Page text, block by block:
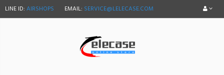
LINE ID: AIRSHOPS EMAIL: SERVICE@LELECASE.COM